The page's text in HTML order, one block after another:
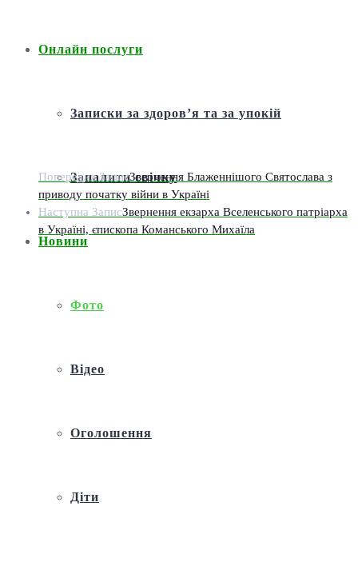
Онлайн послуги
Записки за здоров’я та за упокій
Запалити свічку
Новини
Фото
Відео
Оголошення
Діти
Попередня ЗаписЗвернення Блаженнішого Святослава з
приводу початку війни в Україні
Наступна ЗаписЗвернення екзарха Вселенського патріарха
в Україні, єпископа Команського Михаїла